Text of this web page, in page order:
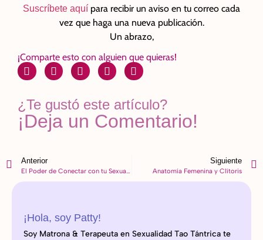
Suscríbete aquí para recibir un aviso en tu correo cada
vez que haga una nueva publicación.
Un abrazo,
¡Comparte esto con alguien que quieras!
¿Te gustó este artículo?
¡Deja un Comentario!
Anterior
El Poder de Conectar con tu Sexualidad
Siguiente
Anatomía Femenina y Clítoris
¡Hola, soy Patty!
Soy Matrona & Terapeuta en Sexualidad Tao Tántrica te